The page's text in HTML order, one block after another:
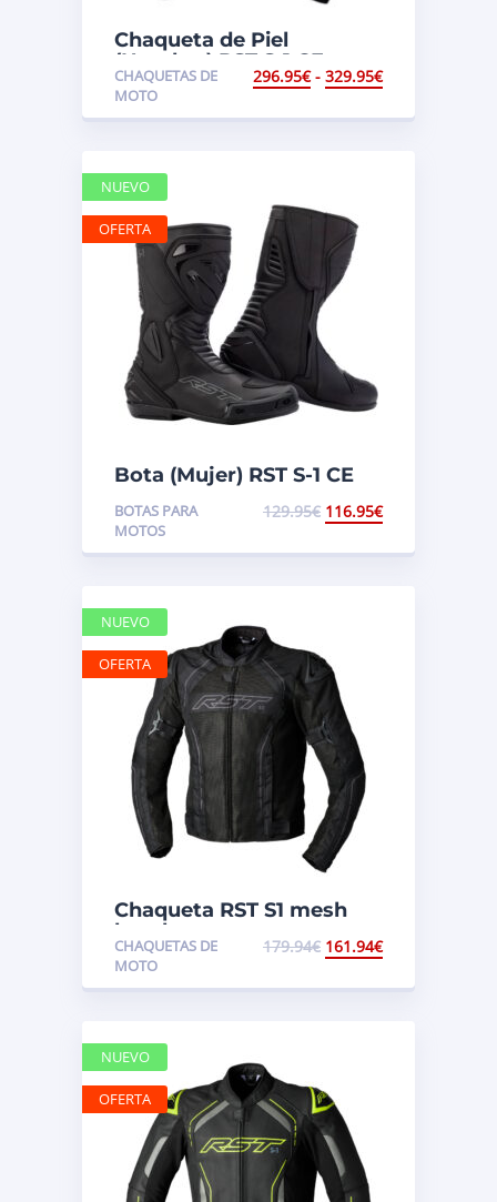
Chaqueta de Piel
(Hombre) RST S-1 CE
CHAQUETAS DE
MOTO
296.95€ - 329.95€
Bota (Mujer) RST S-1 CE
BOTAS PARA
MOTOS
129.95€ 116.95€
NUEVO
OFERTA
Chaqueta RST S1 mesh
hombre
CHAQUETAS DE
MOTO
179.94€ 161.94€
NUEVO
OFERTA
NUEVO
OFERTA